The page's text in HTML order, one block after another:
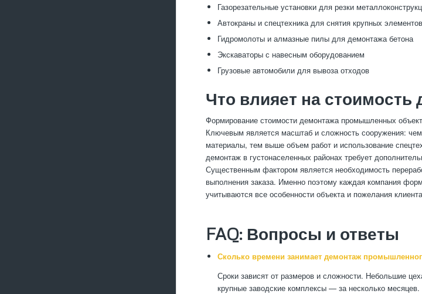
Газорезательные установки для резки
Автокраны и спецтехника для снятия крупных элементов
Гидромолоты и алмазные пилы для демонтажа бетона
Экскаваторы с навесным оборудованием
Грузовые автомобили для вывоза отходов
Что влияет на стоимость
Формирование стоимости демонтажа промышленных
Ключевым является масштаб и сложность сооружения:
материалы, тем выше объем работ и использование
демонтаж в густонаселенных районах требует
Существенным фактором является необходимость
выполнения заказа. Именно поэтому каждая компания
учитываются все особенности объекта и пожелания
FAQ: Вопросы и ответы
Сколько времени занимает демонтаж
Сроки зависят от размеров и сложности. Небольшие
крупные заводские комплексы — за несколько месяцев.